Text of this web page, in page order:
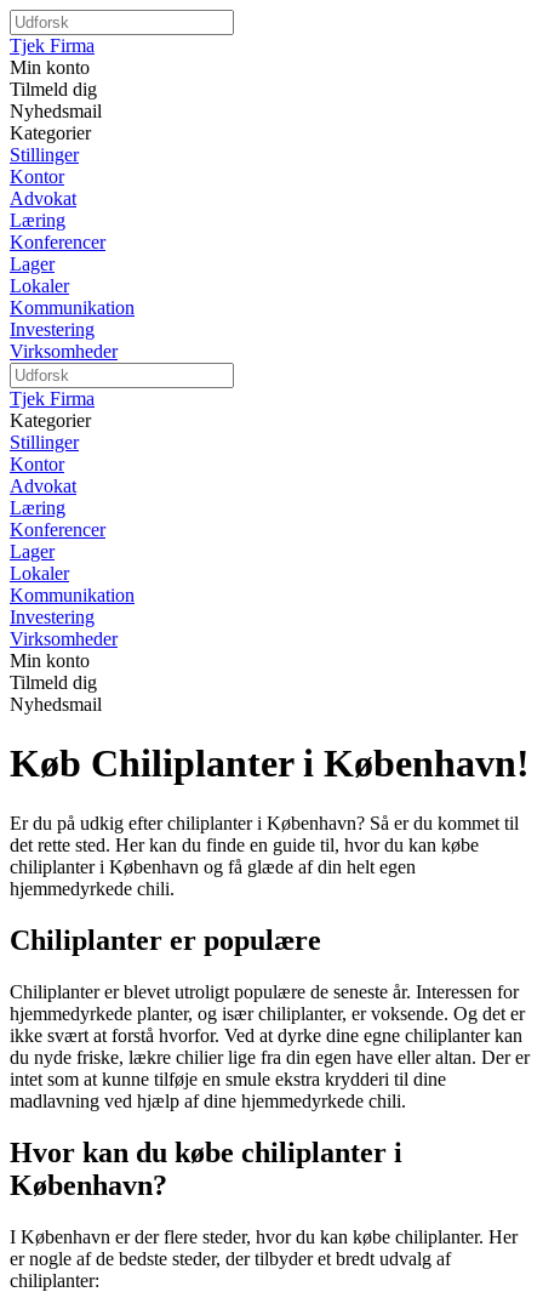
Tjek Firma
Min konto
Tilmeld dig
Nyhedsmail
Kategorier
Stillinger
Kontor
Advokat
Læring
Konferencer
Lager
Lokaler
Kommunikation
Investering
Virksomheder
Tjek Firma
Kategorier
Stillinger
Kontor
Advokat
Læring
Konferencer
Lager
Lokaler
Kommunikation
Investering
Virksomheder
Min konto
Tilmeld dig
Nyhedsmail
Køb Chiliplanter i København!
Er du på udkig efter chiliplanter i København? Så er du kommet til
det rette sted. Her kan du finde en guide til, hvor du kan købe
chiliplanter i København og få glæde af din helt egen
hjemmedyrkede chili.
Chiliplanter er populære
Chiliplanter er blevet utroligt populære de seneste år. Interessen for
hjemmedyrkede planter, og især chiliplanter, er voksende. Og det er
ikke svært at forstå hvorfor. Ved at dyrke dine egne chiliplanter kan
du nyde friske, lækre chilier lige fra din egen have eller altan. Der er
intet som at kunne tilføje en smule ekstra krydderi til dine
madlavning ved hjælp af dine hjemmedyrkede chili.
Hvor kan du købe chiliplanter i
København?
I København er der flere steder, hvor du kan købe chiliplanter. Her
er nogle af de bedste steder, der tilbyder et bredt udvalg af
chiliplanter: